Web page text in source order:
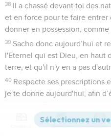
38 Il a chassé devant toi des
et en force pour te faire entrer
donner en possession,
39 Sache donc aujourd’hui et
l'Eternel qui est Dieu, en haut
terre, et qu'il n'y en a pas
40 Respecte ses prescriptions
je te donne aujourd'hui, afin
enfants après toi, et de vivre
l'Eternel, ton Dieu, te donne
Versions Commentaires